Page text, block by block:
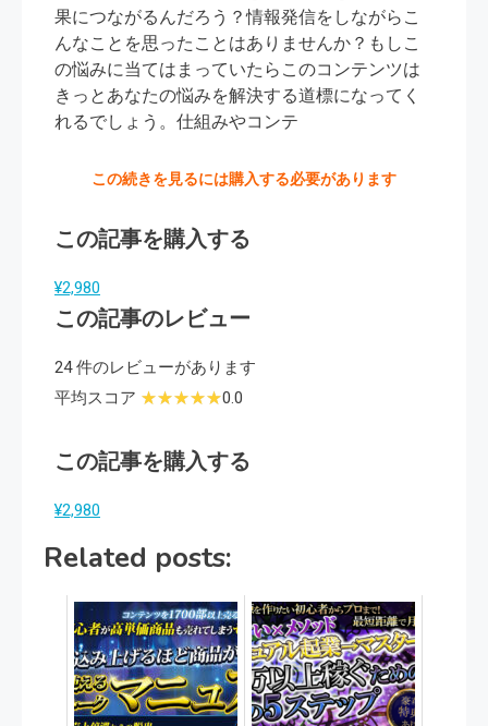
果につながるんだろう？情報発信をしながらこ
んなことを思ったことはありませんか？もしこ
の悩みに当てはまっていたらこのコンテンツは
きっとあなたの悩みを解決する道標になってく
れるでしょう。仕組みやコンテ
この続きを見るには購入する必要があります
この記事を購入する
¥2,980
この記事のレビュー
24 件のレビューがあります
平均スコア
0.0
この記事を購入する
¥2,980
Related posts: